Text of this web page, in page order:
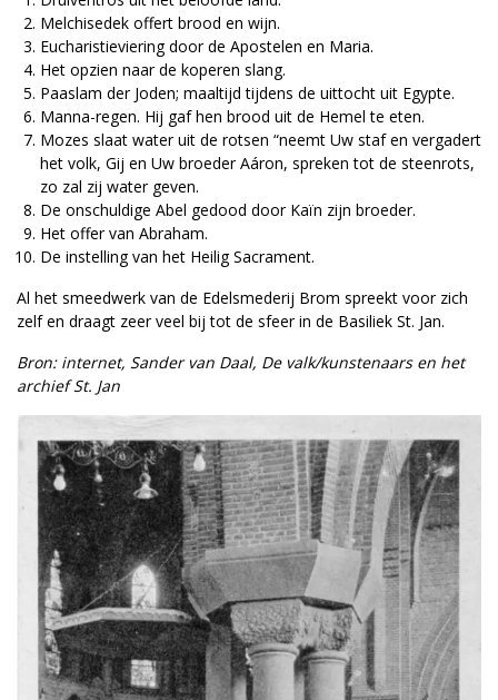
Melchisedek offert brood en wijn.
Eucharistieviering door de Apostelen en Maria.
Het opzien naar de koperen slang.
Paaslam der Joden; maaltijd tijdens de uittocht uit Egypte.
Manna-regen. Hij gaf hen brood uit de Hemel te eten.
Mozes slaat water uit de rotsen “neemt Uw staf en vergadert
het volk, Gij en Uw broeder Aáron, spreken tot de steenrots,
zo zal zij water geven.
De onschuldige Abel gedood door Kaïn zijn broeder.
Het offer van Abraham.
De instelling van het Heilig Sacrament.
Al het smeedwerk van de Edelsmederij Brom spreekt voor zich
zelf en draagt zeer veel bij tot de sfeer in de Basiliek St. Jan.
Bron: internet, Sander van Daal, De valk/kunstenaars en het
archief St. Jan